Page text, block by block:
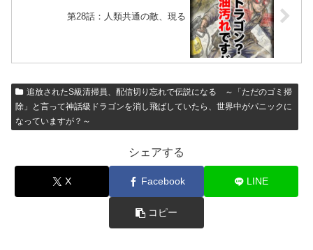
第28話：人類共通の敵、現る
追放されたS級清掃員、配信切り忘れで伝説になる ～「ただのゴミ掃
除」と言って神話級ドラゴンを消し飛ばしていたら、世界中がパニックに
なっていますが？～
シェアする
X Facebook LINE
コピー